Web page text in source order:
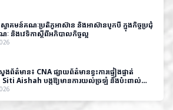
ស្វាគមន៍គណៈប្រតិភូអាស៊ាន និងអាស៊ានបូកបី ក្នុងកិច្ចប្រជុំ
ៈ និងវេទិកាស្តីពីអភិបាលកិច្ចល្អ
ងព័ត៌មាន៖ CNA ផ្សាយព័ត៌មានខ្វះការផ្ទៀងផ្ទាត់
Aishah បង្កឱ្យមានការយល់ច្រឡំ និងប៉ះពាល់